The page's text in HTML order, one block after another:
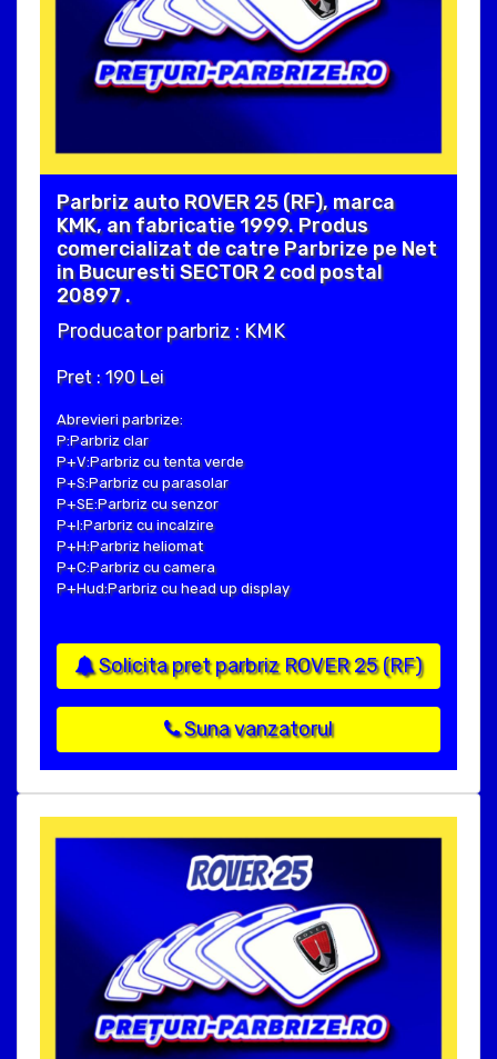
Parbriz auto ROVER 25 (RF), marca
KMK, an fabricatie 1999. Produs
comercializat de catre Parbrize pe Net
in Bucuresti SECTOR 2 cod postal
20897 .
Producator parbriz : KMK
Pret : 190 Lei
Abrevieri parbrize:
P:Parbriz clar
P+V:Parbriz cu tenta verde
P+S:Parbriz cu parasolar
P+SE:Parbriz cu senzor
P+I:Parbriz cu incalzire
P+H:Parbriz heliomat
P+C:Parbriz cu camera
P+Hud:Parbriz cu head up display
Solicita pret parbriz ROVER 25 (RF)
Suna vanzatorul